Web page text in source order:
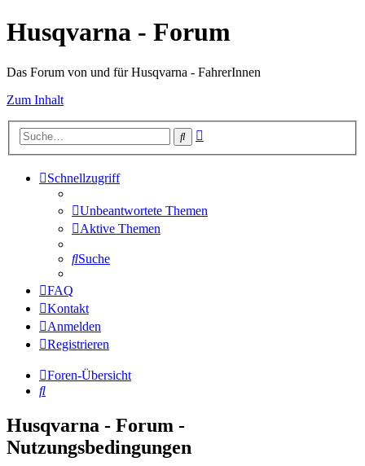
Husqvarna - Forum
Das Forum von und für Husqvarna - FahrerInnen
Zum Inhalt
Suche
Schnellzugriff
Unbeantwortete Themen
Aktive Themen
Suche
FAQ
Kontakt
Anmelden
Registrieren
Foren-Übersicht
Suche
Husqvarna - Forum -
Nutzungsbedingungen